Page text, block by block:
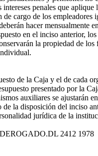
penales que aplique
cargo de los empleadores
hacer mensualmente
en el inciso anterior, los
la propiedad de los
de la Caja y el de cada
presentado por la
auxiliares se ajustarán
la disposición del inciso
jurídica de la
DL 2412 1978